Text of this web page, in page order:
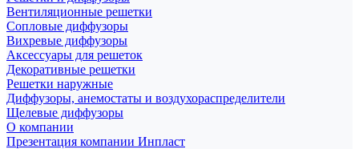
Вентиляционные решетки
Сопловые диффузоры
Вихревые диффузоры
Аксессуары для решеток
Декоративные решетки
Решетки наружные
Диффузоры, анемостаты и воздухораспределители
Щелевые диффузоры
О компании
Презентация компании Инпласт